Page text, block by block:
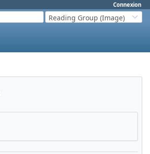
Connexion
Reading Group (Image)